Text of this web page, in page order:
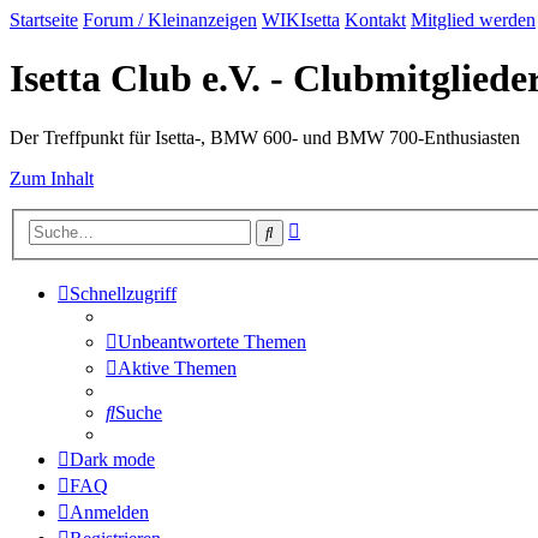
Startseite Forum / Kleinanzeigen WIKIsetta Kontakt Mitglied werden
Isetta Club e.V. -
Der Treffpunkt für Isetta-, BMW 600- und BMW 700-Enthusiasten
Zum Inhalt
Suche
Schnellzugriff
Unbeantwortete Themen
Aktive Themen
Suche
Dark mode
FAQ
Anmelden